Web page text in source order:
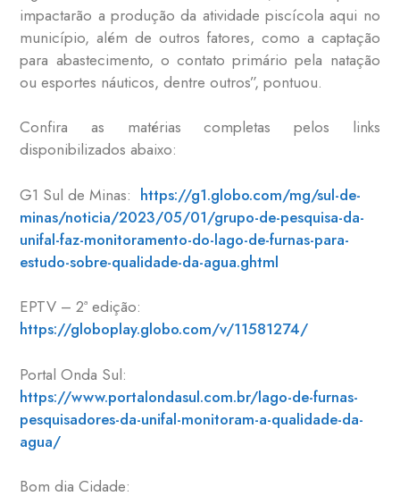
impactarão a produção da atividade piscícola aqui no
município, além de outros fatores, como a captação
para abastecimento, o contato primário pela natação
ou esportes náuticos, dentre outros”, pontuou.
Confira as matérias completas pelos links
disponibilizados abaixo:
G1 Sul de Minas: https://g1.globo.com/mg/sul-de-
minas/noticia/2023/05/01/grupo-de-pesquisa-da-
unifal-faz-monitoramento-do-lago-de-furnas-para-
estudo-sobre-qualidade-da-agua.ghtml
EPTV – 2ª edição:
https://globoplay.globo.com/v/11581274/
Portal Onda Sul:
https://www.portalondasul.com.br/lago-de-furnas-
pesquisadores-da-unifal-monitoram-a-qualidade-da-
agua/
Bom dia Cidade: